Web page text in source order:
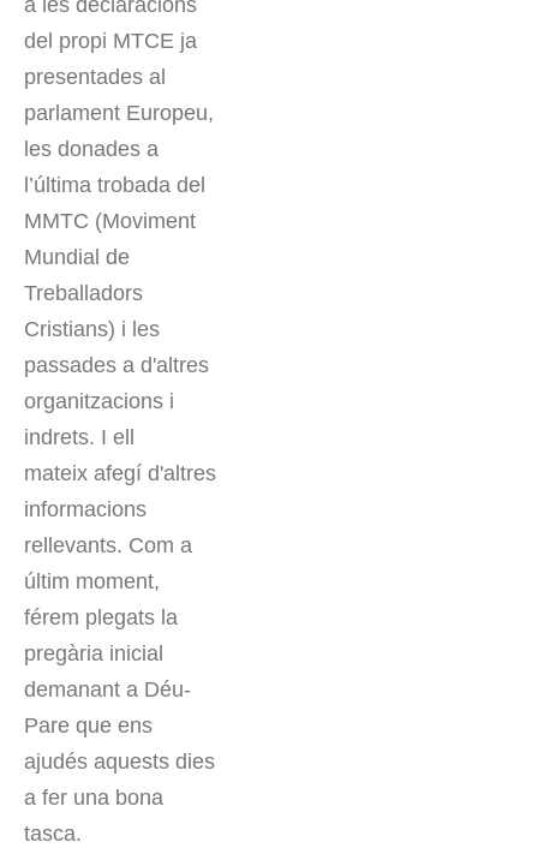
a les declaracions
del propi MTCE ja
presentades al
parlament Europeu,
les donades a
l’última trobada del
MMTC (Moviment
Mundial de
Treballadors
Cristians) i les
passades a d'altres
organitzacions i
indrets. I ell
mateix afegí d'altres
informacions
rellevants. Com a
últim moment,
férem plegats la
pregària inicial
demanant a Déu-
Pare que ens
ajudés aquests dies
a fer una bona
tasca.